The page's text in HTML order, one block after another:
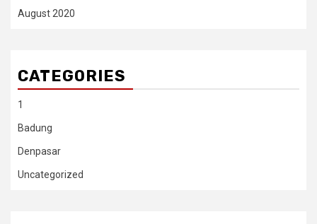
August 2020
CATEGORIES
1
Badung
Denpasar
Uncategorized